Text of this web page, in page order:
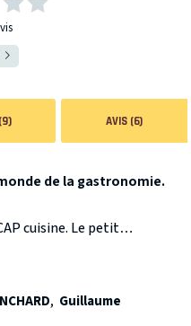
AVIS (6)
de la gastronomie.
cuisine. Le petit
et le petit
mais ils vont
est un coup de foudre
les épreuves et la
, Guillaume